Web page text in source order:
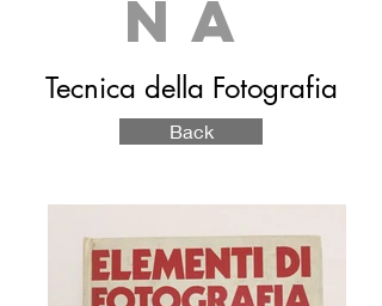
NA
Tecnica della Fotografia
Back